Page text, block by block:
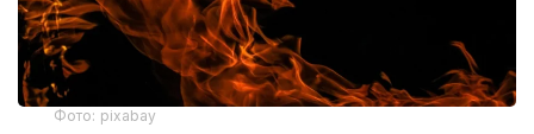
Фото: pixabay